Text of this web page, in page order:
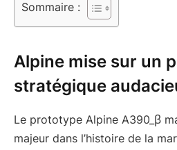
Sommaire :
Alpine mise sur un
stratégique
Le prototype Alpine A390_β
majeur dans l’histoire de la